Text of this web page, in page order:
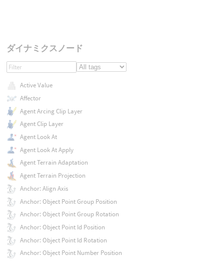
ダイナミクスノード
Active Value
Affector
Agent Arcing Clip Layer
Agent Clip Layer
Agent Look At
Agent Look At Apply
Agent Terrain Adaptation
Agent Terrain Projection
Anchor: Align Axis
Anchor: Object Point Group Position
Anchor: Object Point Group Rotation
Anchor: Object Point Id Position
Anchor: Object Point Id Rotation
Anchor: Object Point Number Position